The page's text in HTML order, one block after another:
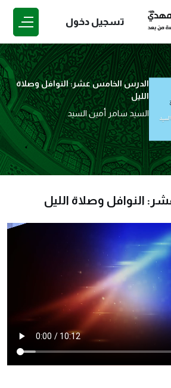
تسجيل دخول
الدرس الخامس عشر: النوافل وصلاة
الليل
السيد سامر أمين السيد
النوافل وصلاة الليل